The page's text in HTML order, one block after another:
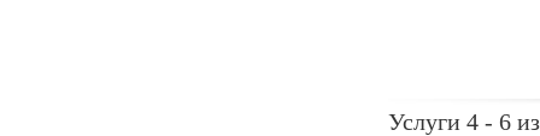
Услуги 4 - 6